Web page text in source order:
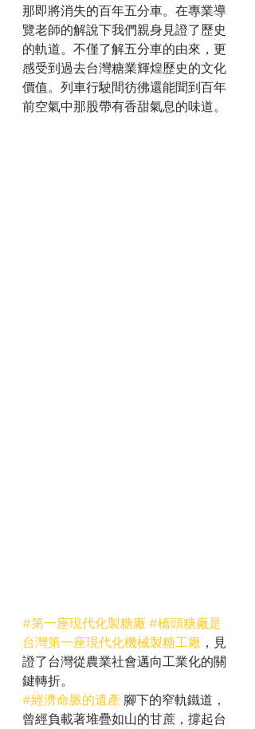
那即將消失的百年五分車。在專業導
覽老師的解說下我們親身見證了歷史
的軌道。不僅了解五分車的由來，更
感受到過去台灣糖業輝煌歷史的文化
價值。列車行駛間彷彿還能聞到百年
前空氣中那股帶有香甜氣息的味道。
#第一座現代化製糖廠 #橋頭糖廠是
台灣第一座現代化機械製糖工廠 ，見
證了台灣從農業社會邁向工業化的關
鍵轉折。
#經濟命脈的遺產 腳下的窄軌鐵道，
曾經負載著堆疊如山的甘蔗，撐起台